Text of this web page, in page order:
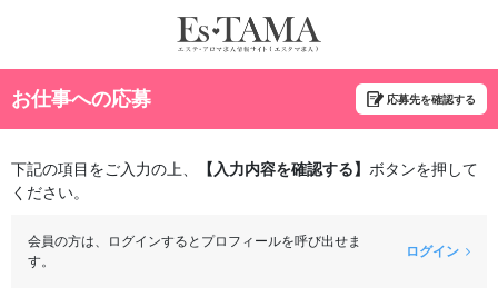
お仕事への応募 応募先を確認する
下記の項目をご入力の上、 【入力内容を確認する】 ボタンを押して
ください。
会員の方は、ログインするとプロフィールを呼び出せま
す。
ログイン